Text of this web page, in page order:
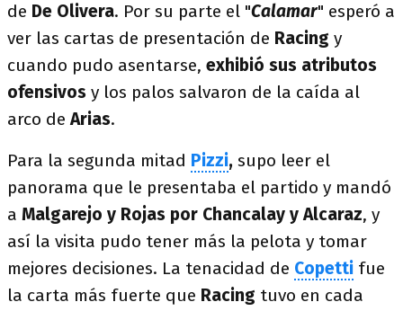
de De Olivera. Por su parte el "Calamar" esperó a
ver las cartas de presentación de Racing y
cuando pudo asentarse, exhibió sus atributos
ofensivos y los palos salvaron de la caída al
arco deArias.
Para la segunda mitad Pizzi, supo leer el
panorama que le presentaba el partido y mandó
a Malgarejo y Rojas por Chancalay y Alcaraz, y
así la visita pudo tener más la pelota y tomar
mejores decisiones. La tenacidad de Copetti fue
la carta más fuerte que Racing tuvo en cada